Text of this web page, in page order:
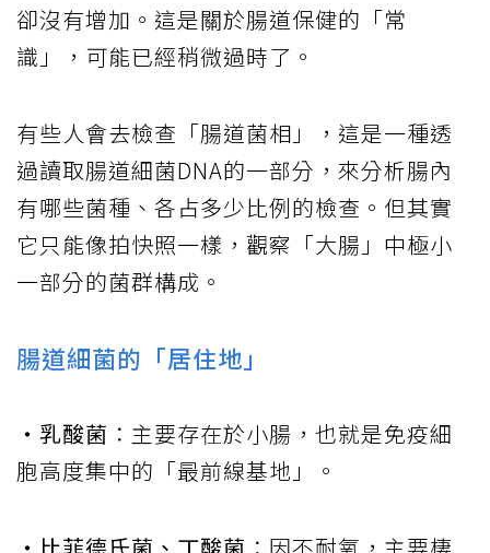
卻沒有增加。這是關於腸道保健的「常
識」，可能已經稍微過時了。
有些人會去檢查「腸道菌相」，這是一種透
過讀取腸道細菌DNA的一部分，來分析腸內
有哪些菌種、各占多少比例的檢查。但其實
它只能像拍快照一樣，觀察「大腸」中極小
一部分的菌群構成。
腸道細菌的「居住地」
・乳酸菌 ：主要存在於小腸，也就是免疫細
胞高度集中的「最前線基地」。